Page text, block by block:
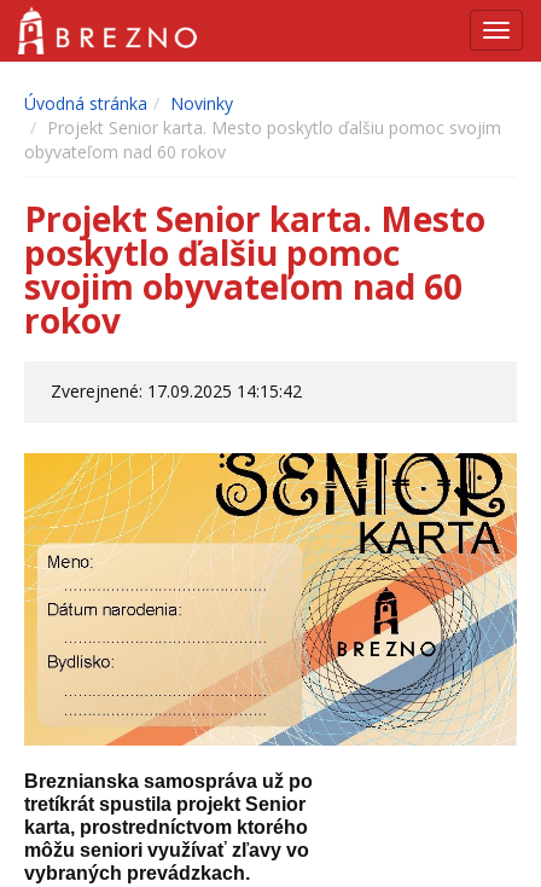
Úvodná stránka
Novinky
Projekt Senior karta. Mesto poskytlo ďalšiu pomoc svojim
obyvateľom nad 60 rokov
Projekt Senior karta. Mesto
poskytlo ďalšiu pomoc
svojim obyvateľom nad 60
rokov
Zverejnené: 17.09.2025 14:15:42
Breznianska samospráva už po
tretíkrát spustila projekt Senior
karta, prostredníctvom ktorého
môžu seniori využívať zľavy vo
vybraných prevádzkach.